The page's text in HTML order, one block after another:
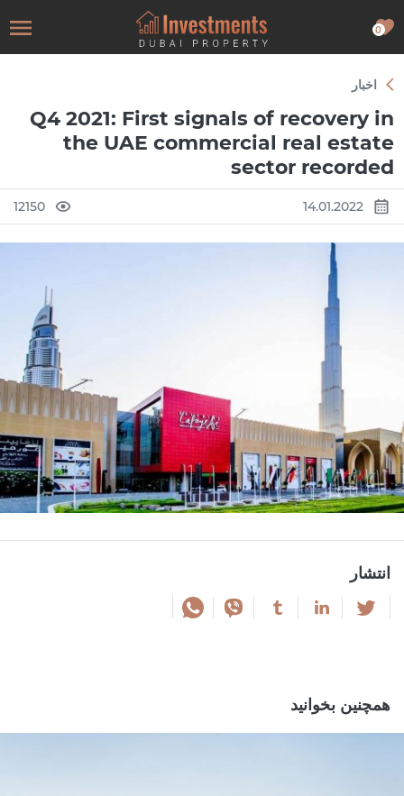
0
اخبار
Q4 2021: First signals of recovery in
the UAE commercial real estate
sector recorded
14.01.2022
12150
انتشار
همچنین بخوانید